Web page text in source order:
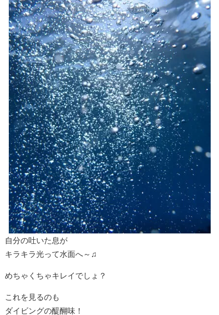
自分の吐いた息が
キラキラ光って水面へ～♫
めちゃくちゃキレイでしょ？
これを見るのも
ダイビングの醍醐味！